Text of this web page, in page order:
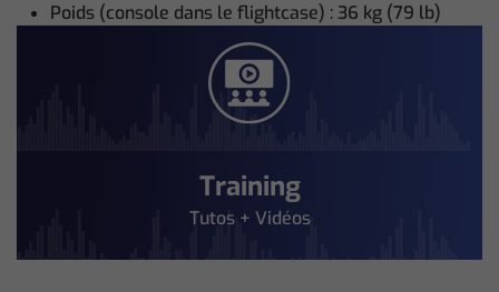
Poids (console dans le flightcase) : 36 kg (79 lb)
Training
Tutos + Vidéos